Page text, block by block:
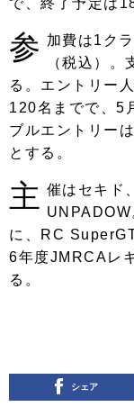
で、終了予定は
参 加費は1ク
（税込）
る。エントリー
120名までで、5
ブルエントリー
とする。
主 催はセキド
UNPADOW
に、RC
6年度JMRCAレ
る。
シェア